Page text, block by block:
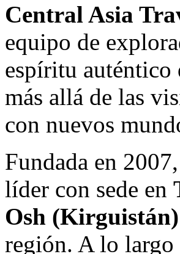
Central Asia
equipo de
espíritu auténtico
más allá de las
con nuevos
Fundada en
líder con sede en
Osh (Kirguistán)
región. A lo largo